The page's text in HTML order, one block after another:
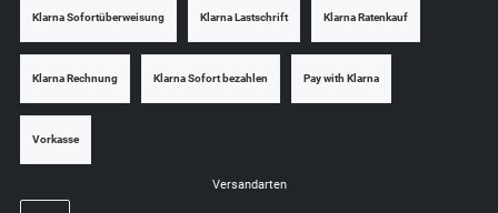
Klarna Sofortüberweisung Klarna Lastschrift Klarna Ratenkauf
Klarna Rechnung Klarna Sofort bezahlen Pay with Klarna
Vorkasse
Versandarten